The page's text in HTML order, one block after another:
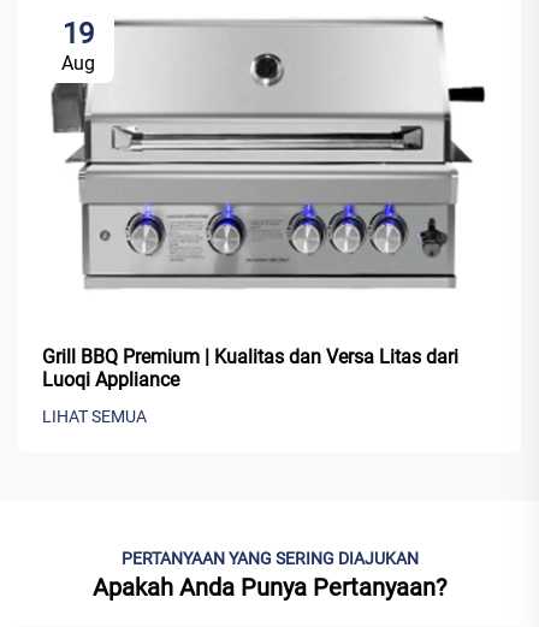
19
Aug
Grill BBQ Premium | Kualitas dan Versa Litas dari
Luoqi Appliance
LIHAT SEMUA
PERTANYAAN YANG SERING DIAJUKAN
Apakah Anda Punya Pertanyaan?